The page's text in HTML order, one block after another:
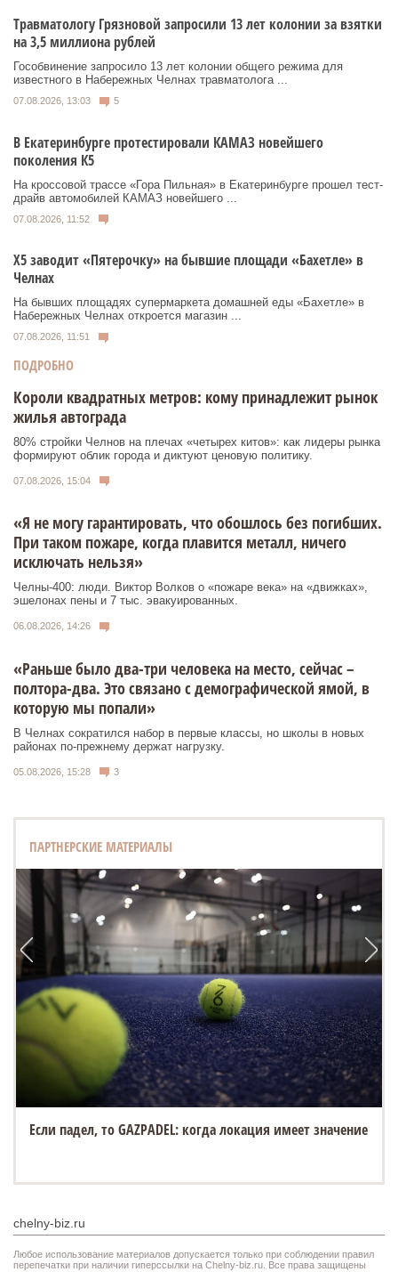
Травматологу Грязновой запросили 13 лет колонии за взятки
на 3,5 миллиона рублей
Гособвинение запросило 13 лет колонии общего режима для
известного в Набережных Челнах травматолога ...
07.08.2026, 13:03 5
В Екатеринбурге протестировали КАМАЗ новейшего
поколения К5
На кроссовой трассе «Гора Пильная» в Екатеринбурге прошел тест-
драйв автомобилей КАМАЗ новейшего ...
07.08.2026, 11:52
Х5 заводит «Пятерочку» на бывшие площади «Бахетле» в
Челнах
На бывших площадях супермаркета домашней еды «Бахетле» в
Набережных Челнах откроется магазин ...
07.08.2026, 11:51
ПОДРОБНО
Короли квадратных метров: кому принадлежит рынок
жилья автограда
80% стройки Челнов на плечах «четырех китов»: как лидеры рынка
формируют облик города и диктуют ценовую политику.
07.08.2026, 15:04
«Я не могу гарантировать, что обошлось без погибших.
При таком пожаре, когда плавится металл, ничего
исключать нельзя»
Челны-400: люди. Виктор Волков о «пожаре века» на «движках»,
эшелонах пены и 7 тыс. эвакуированных.
06.08.2026, 14:26
«Раньше было два-три человека на место, сейчас –
полтора-два. Это связано с демографической ямой, в
которую мы попали»
В Челнах сократился набор в первые классы, но школы в новых
районах по-прежнему держат нагрузку.
05.08.2026, 15:28 3
ПАРТНЕРСКИЕ МАТЕРИАЛЫ
Если падел, то GAZPADEL: когда локация имеет значение
chelny-biz.ru
Любое использование материалов допускается только при соблюдении правил
перепечатки при наличии гиперссылки на Chelny-biz.ru. Все права защищены